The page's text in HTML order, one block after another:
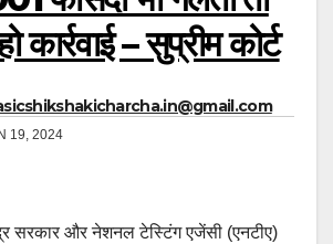
कार्रवाई – सुप्रीम कोर्ट
19, 2024
सरकार और नेशनल टेस्टिंग एजेंसी (एनटीए)